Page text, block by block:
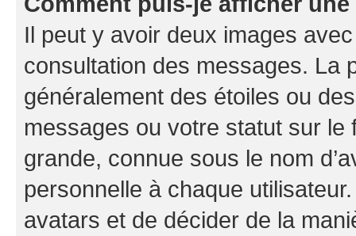
Il peut y avoir deux images
consultation des messages. La
généralement des étoiles ou
messages ou votre statut sur
grande, connue sous le nom
personnelle à chaque utilisateur.
avatars et de décider de la